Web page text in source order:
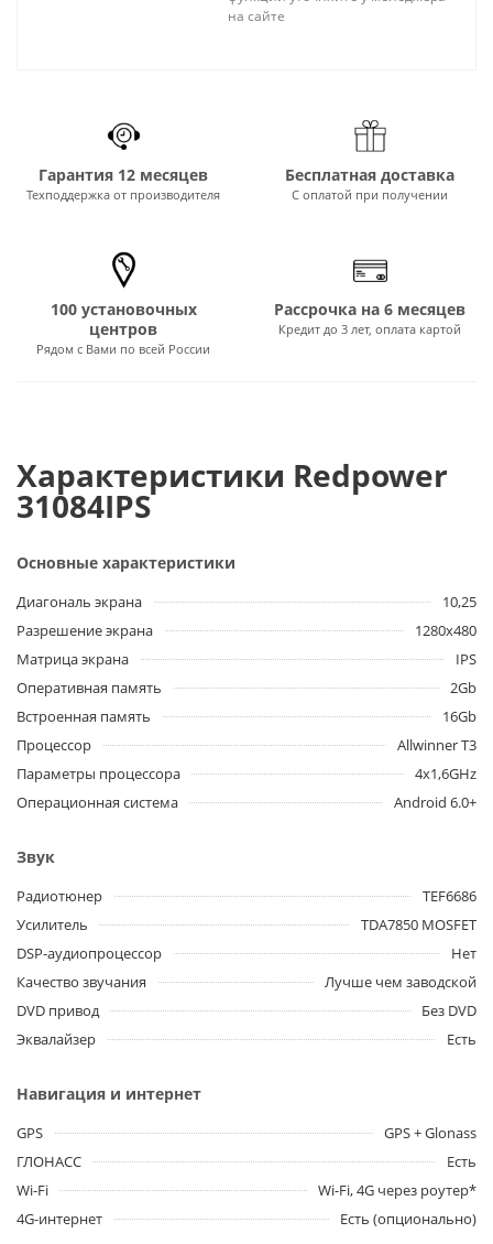
на сайте
Гарантия 12 месяцев
Техподдержка от производителя
Бесплатная доставка
С оплатой при получении
100 установочных
центров
Рядом с Вами по всей России
Рассрочка на 6 месяцев
Кредит до 3 лет, оплата картой
Характеристики Redpower
31084IPS
Основные характеристики
Диагональ экрана
10,25
Разрешение экрана
1280x480
Матрица экрана
IPS
Оперативная память
2Gb
Встроенная память
16Gb
Процессор
Allwinner T3
Параметры процессора
4x1,6GHz
Операционная система
Android 6.0+
Звук
Радиотюнер
TEF6686
Усилитель
TDA7850 MOSFET
DSP-аудиопроцессор
Нет
Качество звучания
Лучше чем заводской
DVD привод
Без DVD
Эквалайзер
Есть
Навигация и интернет
GPS
GPS + Glonass
ГЛОНАСС
Есть
Wi-Fi
Wi-Fi, 4G через роутер*
4G-интернет
Есть (опционально)